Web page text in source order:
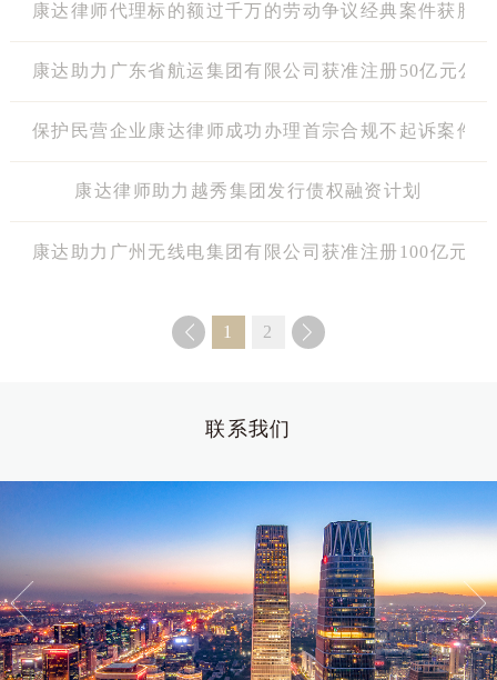
康达律师代理标的额过千万的劳动争议经典案件获胜诉
康达助力广东省航运集团有限公司获准注册50亿元公
保护民营企业康达律师成功办理首宗合规不起诉案件
康达律师助力越秀集团发行债权融资计划
康达助力广州无线电集团有限公司获准注册100亿元公
1 2
联系我们